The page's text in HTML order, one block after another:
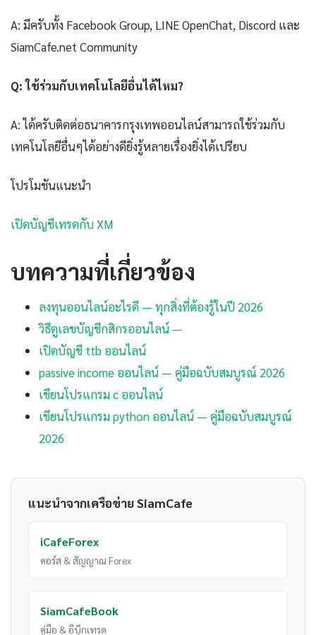
A: มีครับทั้ง Facebook Group, LINE OpenChat, Discord และ
SiamCafe.net Community
Q: ใช้ร่วมกับเทคโนโลยีอื่นได้ไหม?
A: ได้ครับติดต่อธนาคารกรุงเทพออนไลน์สามารถใช้ร่วมกับ
เทคโนโลยีอื่นๆได้อย่างดียิ่งรู้หลายเรื่องยิ่งได้เปรียบ
โปรโมชันแนะนำ
เปิดบัญชีเทรดกับ XM
บทความที่เกี่ยวข้อง
ลงทุนออนไลน์อะไรดี — ทุกสิ่งที่ต้องรู้ในปี 2026
วิธีดูเลขบัญชีกสิกรออนไลน์ —
เปิดบัญชี ttb ออนไลน์
passive income ออนไลน์ — คู่มือฉบับสมบูรณ์ 2026
เขียนโปรแกรม c ออนไลน์
เขียนโปรแกรม python ออนไลน์ — คู่มือฉบับสมบูรณ์
2026
แนะนำจากเครือข่าย SiamCafe
iCafeForex
คอร์ส & สัญญาณ Forex
SiamCafeBook
คู่มือ & อีบุ๊กเทรด